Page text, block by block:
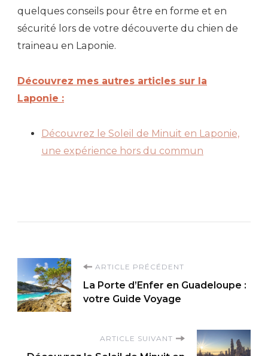
quelques conseils pour être en forme et en
sécurité lors de votre découverte du chien de
traineau en Laponie.
Découvrez mes autres articles sur la
Laponie :
Découvrez le Soleil de Minuit en Laponie,
une expérience hors du commun
Navigation
d'article
ARTICLE PRÉCÉDENT
La Porte d’Enfer en Guadeloupe :
votre Guide Voyage
ARTICLE SUIVANT